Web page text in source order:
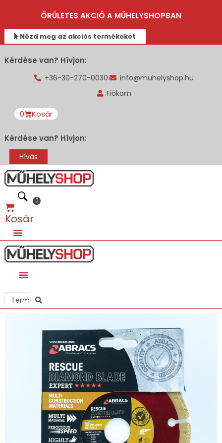
ŐRÜLETES AKCIÓ A MŰHELYSHOPBAN
Nézd meg az akciós termékeket
Kérdése van? Hívjon:
+36-30-270-0030
info@muhelyshop.hu
Fiókom
0 Kosár
Kérdése van? Hívjon:
Hívás
0
Kosár
Search